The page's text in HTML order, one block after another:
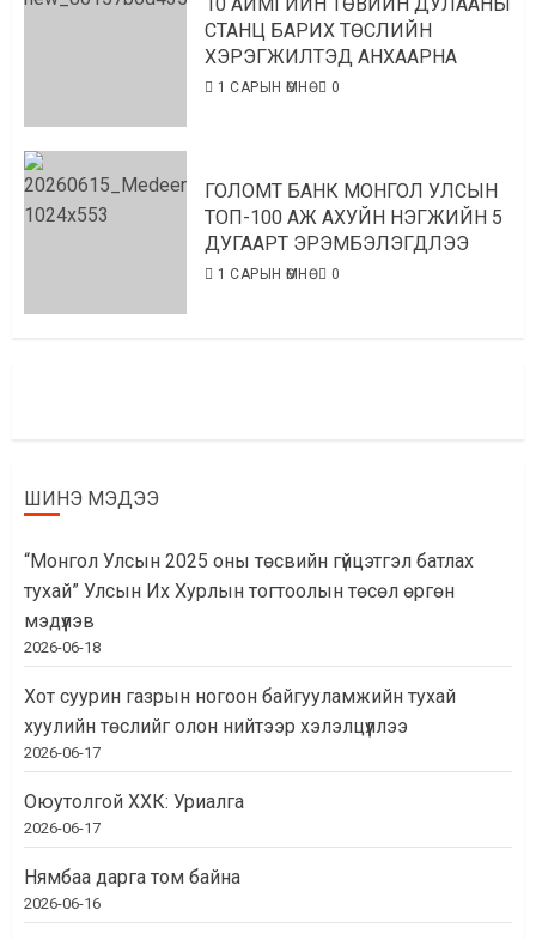
СТАНЦ БАРИХ ТӨСЛИЙН
ХЭРЭГЖИЛТЭД АНХААРНА
1 САРЫН ӨМНӨ 0
ГОЛОМТ БАНК МОНГОЛ УЛСЫН
ТОП-100 АЖ АХУЙН НЭГЖИЙН 5
ДУГААРТ ЭРЭМБЭЛЭГДЛЭЭ
1 САРЫН ӨМНӨ 0
ШИНЭ МЭДЭЭ
“Монгол Улсын 2025 оны төсвийн гүйцэтгэл батлах
тухай” Улсын Их Хурлын тогтоолын төсөл өргөн
мэдүүлэв
2026-06-18
Хот суурин газрын ногоон байгууламжийн тухай
хуулийн төслийг олон нийтээр хэлэлцүүллээ
2026-06-17
Оюутолгой ХХК: Уриалга
2026-06-17
Нямбаа дарга том байна
2026-06-16